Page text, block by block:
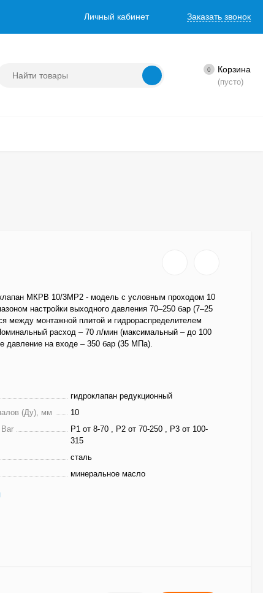
Личный кабинет Заказать звонок
0 Корзина
(пусто)
МКРВ 10/3МР2 - модель с условным проходом 10
настройки выходного давления 70–250 бар (7–25
между монтажной плитой и гидрораспределителем
расход – 70 л/мин (максимальный – до 100
давление на входе – 350 бар (35 МПа).
гидроклапан редукционный
(Ду), мм
10
Р1 от 8-70 , Р2 от 70-250 , Р3 от 100-
315
сталь
минеральное масло